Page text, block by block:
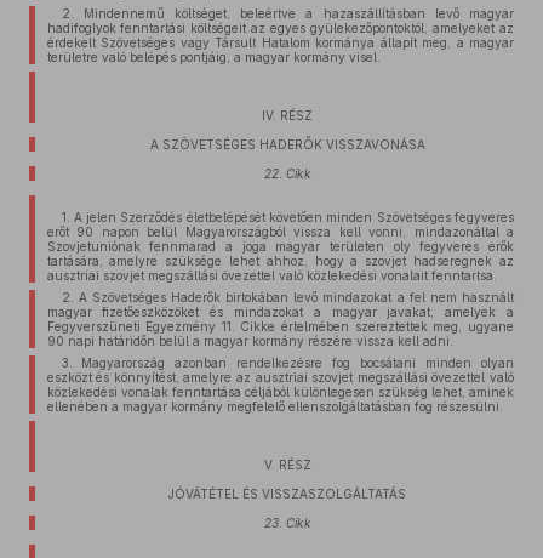
2. Mindennemű költséget, beleértve a hazaszállításban levő magyar
hadifoglyok fenntartási költségeit az egyes gyülekezőpontoktól, amelyeket az
érdekelt Szövetséges vagy Társult Hatalom kormánya állapít meg, a magyar
területre való belépés pontjáig, a magyar kormány visel.
IV. RÉSZ
A SZÖVETSÉGES HADERŐK VISSZAVONÁSA
22. Cikk
1. A jelen Szerződés életbelépését követően minden Szövetséges fegyveres
erőt 90 napon belül Magyarországból vissza kell vonni, mindazonáltal a
Szovjetuniónak fennmarad a joga magyar területen oly fegyveres erők
tartására, amelyre szüksége lehet ahhoz, hogy a szovjet hadseregnek az
ausztriai szovjet megszállási övezettel való közlekedési vonalait fenntartsa.
2. A Szövetséges Haderők birtokában levő mindazokat a fel nem használt
magyar fizetőeszközöket és mindazokat a magyar javakat, amelyek a
Fegyverszüneti Egyezmény 11. Cikke értelmében szereztettek meg, ugyane
90 napi határidőn belül a magyar kormány részére vissza kell adni.
3. Magyarország azonban rendelkezésre fog bocsátani minden olyan
eszközt és könnyítést, amelyre az ausztriai szovjet megszállási övezettel való
közlekedési vonalak fenntartása céljából különlegesen szükség lehet, aminek
ellenében a magyar kormány megfelelő ellenszolgáltatásban fog részesülni.
V. RÉSZ
JÓVÁTÉTEL ÉS VISSZASZOLGÁLTATÁS
23. Cikk